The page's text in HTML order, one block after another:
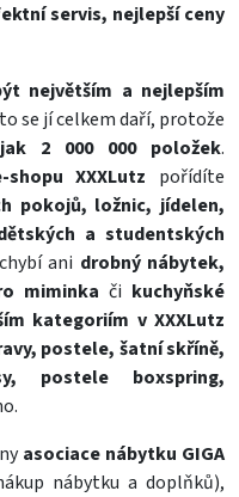
servis, nejlepší ceny
největším a nejlepším
se jí celkem daří, protože
2 000 000 položek.
shopu XXXLutz pořídíte
pokojů, ložnic, jídelen,
a studentských
ani drobný nábytek,
miminka či kuchyňské
kategoriím v XXXLutz
postele, šatní skříně,
postele boxspring,
asociace nábytku GIGA
nábytku a doplňků),